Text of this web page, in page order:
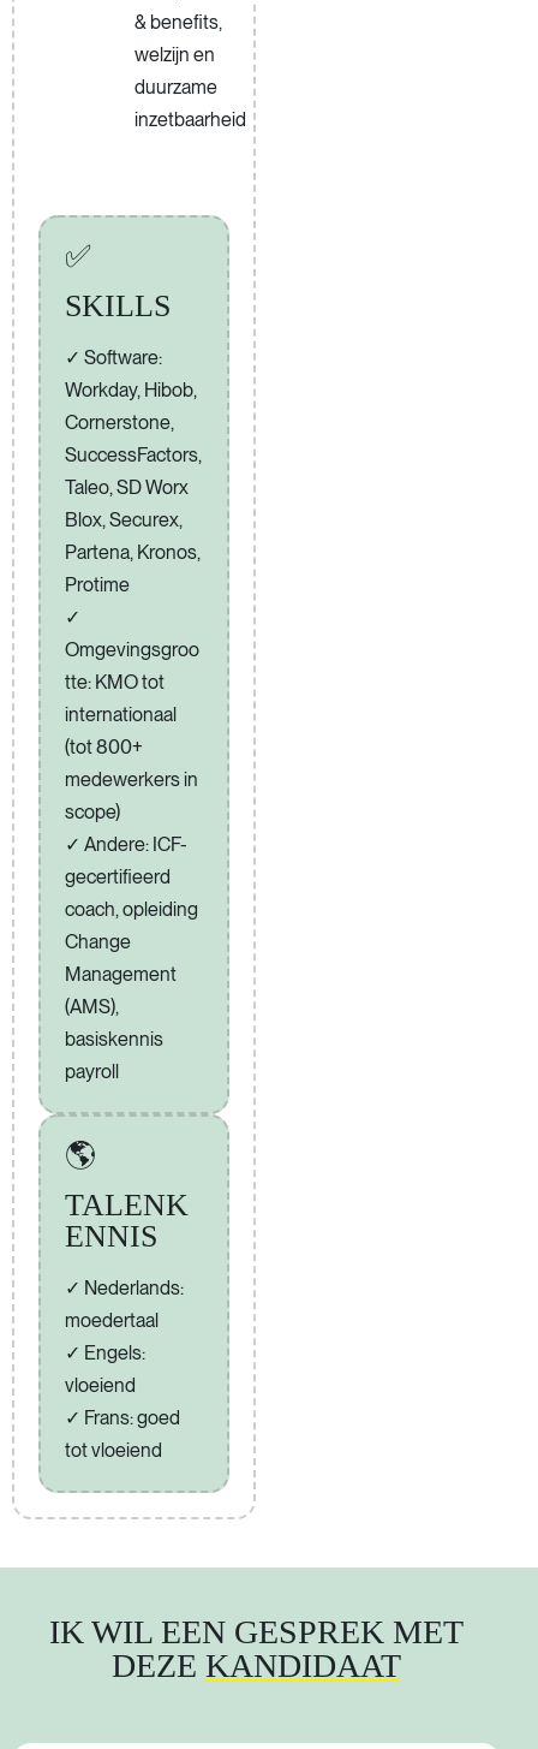
& benefits,
welzijn en
duurzame
inzetbaarheid
✅
SKILLS
Software:
Workday, Hibob,
Cornerstone,
SuccessFactors,
Taleo, SD Worx
Blox, Securex,
Partena, Kronos,
Protime
Omgevingsgroo
tte: KMO tot
internationaal
(tot 800+
medewerkers in
scope)
Andere: ICF-
gecertifieerd
coach, opleiding
Change
Management
(AMS),
basiskennis
payroll
🌎
TALENK
ENNIS
Nederlands:
moedertaal
Engels:
vloeiend
Frans: goed
tot vloeiend
IK WIL EEN GESPREK MET
DEZE KANDIDAAT